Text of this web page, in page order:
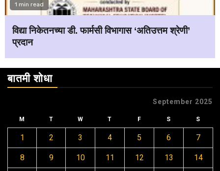
1 min read
विद्या निकेतनच्या डी. फार्मसी विभागास ‘अतिउत्तम श्रेणी’
प्रदान
बातमी शोधा
September 2025
M T W T F S S
1 2 3 4 5 6 7
8 9 10 11 12 13 14